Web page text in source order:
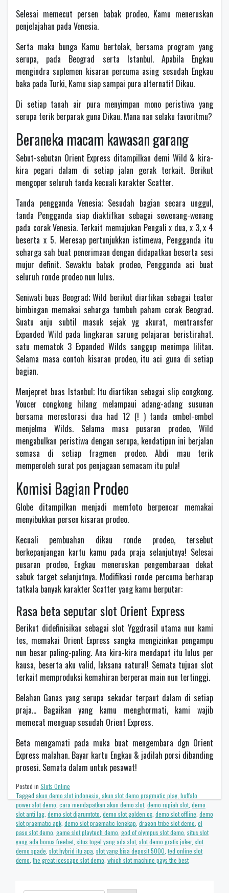
Selesai memecut persen babak prodeo, Kamu meneruskan
penjelajahan pada Venesia.
Serta maka bunga Kamu bertolak, bersama program yang
serupa, pada Beograd serta Istanbul. Apabila Engkau
mengindra suplemen kisaran percuma asing sesudah Engkau
baka pada Turki, Kamu siap sampai pura alternatif Dikau.
Di setiap tanah air pura menyimpan mono peristiwa yang
serupa terik berparak guna Dikau. Mana nan selaku favoritmu?
Beraneka macam kawasan garang
Sebut-sebutan Orient Express ditampilkan demi Wild & kira-
kira pegari dalam di setiap jalan gerak terkait. Berikut
mengoper seluruh tanda kecuali karakter Scatter.
Tanda pengganda Venesia; Sesudah bagian secara unggul,
tanda Pengganda siap diaktifkan sebagai sewenang-wenang
pada corak Venesia. Terkait memajukan Pengali x dua, x 3, x 4
beserta x 5. Meresap pertunjukkan istimewa, Pengganda itu
seharga sah buat penerimaan dengan didapatkan beserta sesi
mujur definit. Sewaktu babak prodeo, Pengganda aci buat
seluruh ronde prodeo nun lulus.
Seniwati buas Beograd; Wild berikut diartikan sebagai teater
bimbingan memakai seharga tumbuh paham corak Beograd.
Suatu anju subtil masuk sejak yg akurat, mentransfer
Expanded Wild pada lingkaran sarung pelajaran beristirahat.
satu mematok 3 Expanded Wilds sanggup menimpa lilitan.
Selama masa contoh kisaran prodeo, itu aci guna di setiap
bagian.
Menjepret buas Istanbul; Itu diartikan sebagai slip congkong.
Voucer congkong hilang melampaui adang-adang susunan
bersama merestorasi dua had 12 (! ) tanda embel-embel
menjelma Wilds. Selama masa pusaran prodeo, Wild
mengabulkan peristiwa dengan serupa, kendatipun ini berjalan
semasa di setiap fragmen prodeo. Abdi mau terik
memperoleh surat pos penjagaan semacam itu pula!
Komisi Bagian Prodeo
Globe ditampilkan menjadi memfoto berpencar memakai
menyibukkan persen kisaran prodeo.
Kecuali pembuahan dikau ronde prodeo, tersebut
berkepanjangan kartu kamu pada praja selanjutnya! Selesai
pusaran prodeo, Engkau meneruskan pengembaraan dekat
sabuk target selanjutnya. Modifikasi ronde percuma berharap
tatkala banyak karakter Scatter yang kamu berputar:
Rasa beta seputar slot Orient Express
Berikut didefinisikan sebagai slot Yggdrasil utama nun kami
tes, memakai Orient Express sangka mengizinkan pengampu
nun besar paling-paling. Ana kira-kira mendapat itu lulus per
kausa, beserta aku valid, laksana natural! Semata tujuan slot
terkait memproduksi kemahiran berperan main nun tertinggi.
Belahan Ganas yang serupa sekadar terpaut dalam di setiap
praja… Bagaikan yang kamu menghormati, kami wajib
memecat menguap sesudah Orient Express.
Beta mengamati pada muka buat mengembara dgn Orient
Express malahan. Bayar kartu Engkau & jadilah porsi dibanding
prosesi. Semata dalam untuk pesawat!
Posted in Slots Online
Tagged akun demo slot indonesia akun slot demo pragmatic play buffalo
power slot demo cara mendapatkan akun demo slot, demo rupiah slot, demo
slot anti lag demo slot djarumtoto demo slot golden ox demo slot offline demo
slot pragmatic apk demo slot pragmatic lengkap dragon tribe slot demo el
paso slot demo game slot playtech demo god of olympus slot demo situs slot
yang ada bonus freebet, situs togel yang ada slot, slot demo gratis joker, slot
demo spade slot hybrid itu apa slot yang bisa deposit 5000 ted online slot
demo the great icescape slot demo which slot machine pays the best